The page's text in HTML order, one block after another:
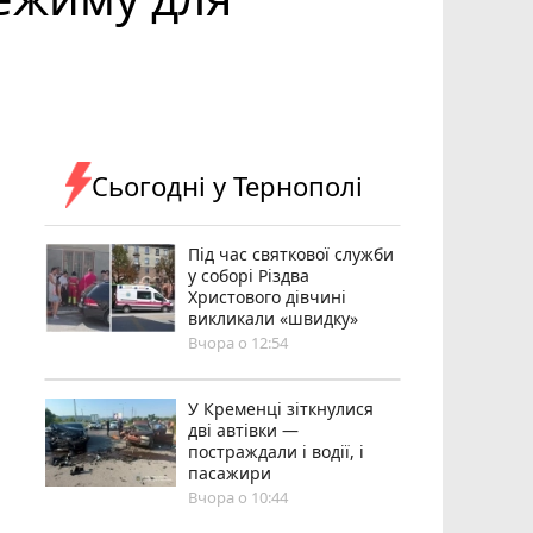
Сьогодні у Тернополі
Під час святкової служби
у соборі Різдва
Христового дівчині
викликали «швидку»
Вчора о 12:54
У Кременці зіткнулися
дві автівки —
постраждали і водії, і
пасажири
Вчора о 10:44